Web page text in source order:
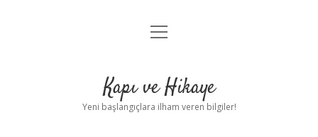
Anasayfa
Yasal Uyarı
menüyü
Kapı ve Hikaye
Yeni başlangıçlara ilham veren bilgiler!